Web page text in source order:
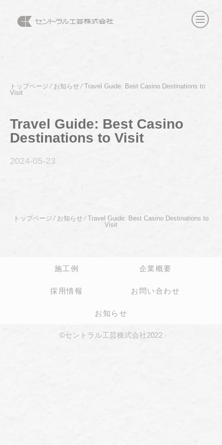
トップページ⁄ お知らせ⁄Travel Guide: Best Casino Destinations to
Visit
Travel Guide: Best Casino
Destinations to Visit
2024-05-23
トップページ ⁄ お知らせ⁄Travel Guide: Best Casino Destinations to
Visit
施工例 企業概要
採用情報 お問い合わせ
お知らせ
©セントラル工芸株式会社2022